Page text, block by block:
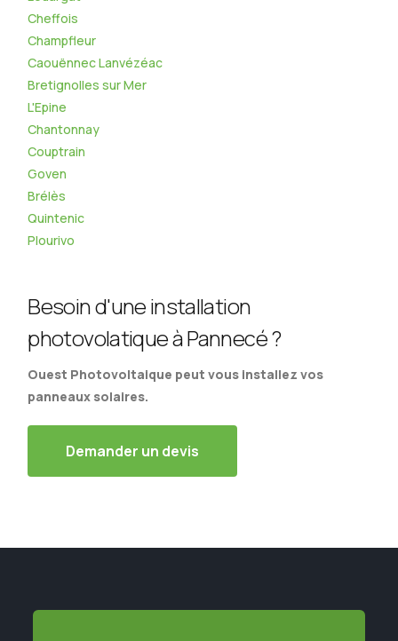
Cheffois
Champfleur
Caouënnec Lanvézéac
Bretignolles sur Mer
L'Epine
Chantonnay
Couptrain
Goven
Brélès
Quintenic
Plourivo
Besoin d'une installation
photovolatique à Pannecé ?
Ouest Photovoltaique peut vous installez vos
panneaux solaires.
Demander un devis